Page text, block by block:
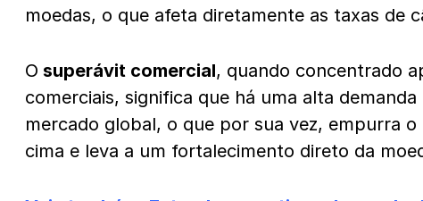
moedas, o que afeta diretamente as taxas de
O superávit comercial, quando concentrado
comerciais, significa que há uma alta
mercado global, o que por sua vez, empurra
cima e leva a um fortalecimento direto da